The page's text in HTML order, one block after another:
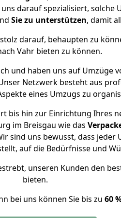
darauf spezialisiert, solche
Sie zu unterstützen, damit
darauf, behaupten zu
Vahr bieten zu können.
und haben uns auf Umzüge
Netzwerk besteht aus
eines Umzugs zu
bis hin zur Einrichtung Ihres
im Breisgau wie das
sind uns bewusst, dass jeder
auf die Bedürfnisse und
unseren Kunden den
bieten.
bei uns können Sie bis zu 60